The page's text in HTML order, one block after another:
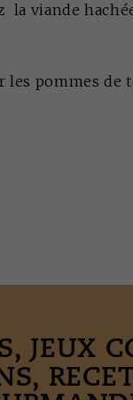
la viande
les pommes de
JEUX